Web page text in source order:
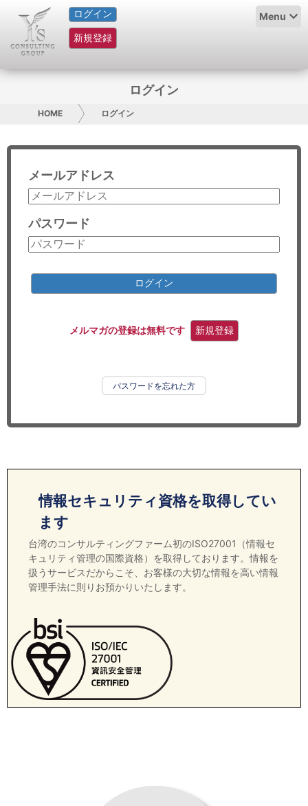
ログイン
新規登録
Menu
HOME
サービス紹介
グループ概要
採用情報
お問い合わせ
コンサルティング
リサーチ
ログイン
HOME ログイン
メールアドレス
パスワード
ログイン
メルマガの登録は無料です 新規登録
パスワードを忘れた方
情報セキュリティ資格を取得してい
ます
台湾のコンサルティングファーム初のISO27001（情報セ
キュリティ管理の国際資格）を取得しております。情報を
扱うサービスだからこそ、お客様の大切な情報を高い情報
管理手法に則りお預かりいたします。